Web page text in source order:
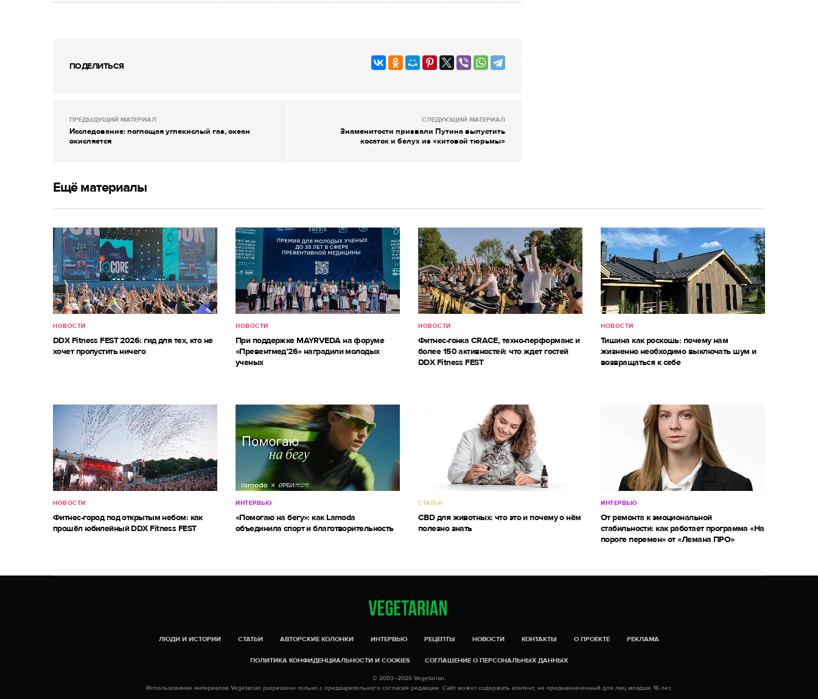
ПОДЕЛИТЬСЯ
ПРЕДЫДУЩИЙ МАТЕРИАЛ
Исследование: поглощая углекислый газ, океан
окисляется
СЛЕДУЮЩИЙ МАТЕРИАЛ
Знаменитости призвали Путина выпустить
косаток и белух из «китовой тюрьмы»
Ещё материалы
НОВОСТИ
DDX Fitness FEST 2026: гид для тех, кто не
хочет пропустить ничего
НОВОСТИ
При поддержке MAYRVEDA на форуме
«Превентмед’26» наградили молодых
ученых
НОВОСТИ
Фитнес-гонка CRACE, техно-перформанс и
более 150 активностей: что ждет гостей
DDX Fitness FEST
НОВОСТИ
Тишина как роскошь: почему нам
жизненно необходимо выключать шум и
возвращаться к себе
НОВОСТИ
Фитнес-город под открытым небом: как
прошёл юбилейный DDX Fitness FEST
ИНТЕРВЬЮ
«Помогаю на бегу»: как Lamoda
объединила спорт и благотворительность
СТАТЬИ
CBD для животных: что это и почему о нём
полезно знать
ИНТЕРВЬЮ
От ремонта к эмоциональной
стабильности: как работает программа «На
пороге перемен» от «Лемана ПРО»
ЛЮДИ И ИСТОРИИ СТАТЬИ АВТОРСКИЕ КОЛОНКИ ИНТЕРВЬЮ РЕЦЕПТЫ НОВОСТИ КОНТАКТЫ О ПРОЕКТЕ РЕКЛАМА
ПОЛИТИКА КОНФИДЕНЦИАЛЬНОСТИ И COOKIES СОГЛАШЕНИЕ О ПЕРСОНАЛЬНЫХ ДАННЫХ
© 2003–2026 Vegetarian.
Использование материалов Vegetarian разрешено только с предварительного согласия редакции. Сайт может содержать контент, не предназначенный для лиц младше 16 лет.